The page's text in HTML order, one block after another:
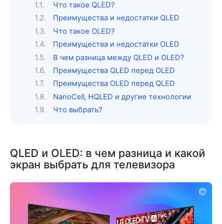
Что такое QLED?
Преимущества и недостатки QLED
Что такое OLED?
Преимущества и недостатки OLED
В чем разница между QLED и OLED?
Преимущества QLED перед OLED
Преимущества OLED перед QLED
NanoCell, HQLED и другие технологии
Что выбрать?
QLED и OLED: в чем разница и какой
экран выбрать для телевизора